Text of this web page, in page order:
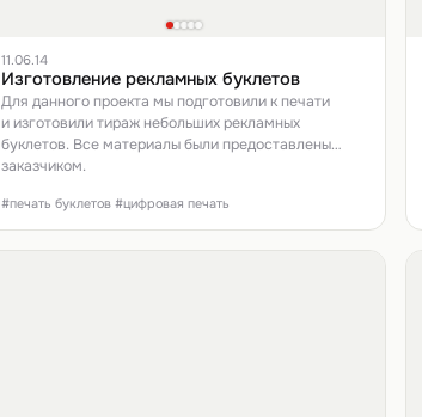
11.06.14
Изготовление рекламных буклетов
Для данного проекта мы подготовили к печати
и изготовили тираж небольших рекламных
буклетов. Все материалы были предоставлены
заказчиком.
#печать буклетов #цифровая печать